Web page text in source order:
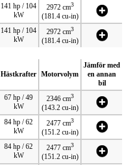
141 hp / 104
kW
2972 cm3
(181.4 cu-in)
141 hp / 104
kW
2972 cm3
(181.4 cu-in)
Hästkrafter Motorvolym
Jämför med
en annan
bil
67 hp / 49
kW
2346 cm3
(143.2 cu-in)
84 hp / 62
kW
2477 cm3
(151.2 cu-in)
84 hp / 62
kW
2477 cm3
(151.2 cu-in)